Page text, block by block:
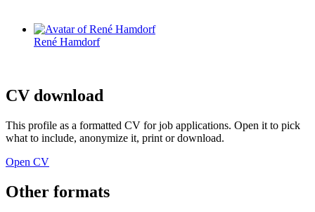
René Hamdorf
CV download
This profile as a formatted CV for job applications. Open it to pick
what to include, anonymize it, print or download.
Open CV
Other formats